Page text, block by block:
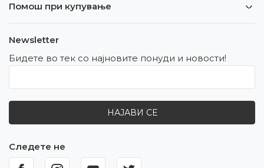
Помош при купување
Newsletter
Бидете во тек со најновите понуди и новости!
НАЈАВИ СЕ
Следете не